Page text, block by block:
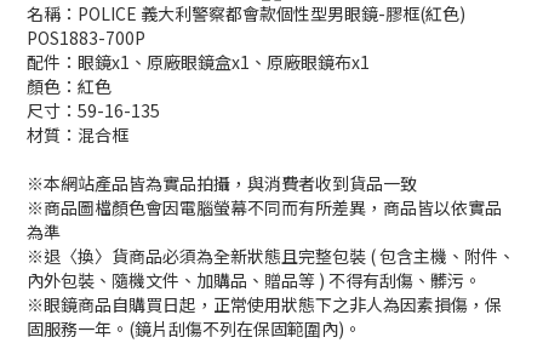
名稱：POLICE 義大利警察都會款個性型男眼鏡-膠框(紅色)
POS1883-700P
配件：眼鏡x1、原廠眼鏡盒x1、原廠眼鏡布x1
顏色：紅色
尺寸：59-16-135
材質：混合框
※本網站產品皆為實品拍攝，與消費者收到貨品一致
※商品圖檔顏色會因電腦螢幕不同而有所差異，商品皆以依實品
為準
※退〈換〉貨商品必須為全新狀態且完整包裝 ( 包含主機、附件、
內外包裝、隨機文件、加購品、贈品等 ) 不得有刮傷、髒污。
※眼鏡商品自購買日起，正常使用狀態下之非人為因素損傷，保
固服務一年。(鏡片刮傷不列在保固範圍內)。